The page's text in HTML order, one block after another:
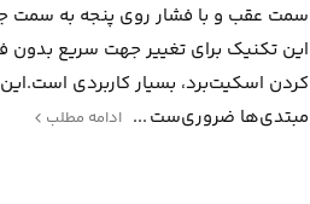
سمت عقب و با فشار روی پنجه به سمت
این تکنیک برای تغییر جهت سریع بدون
کردن اسکیت‌برد، بسیار کاربردی
مبتدی‌ها ضروری‌ست
ادامه مطلب